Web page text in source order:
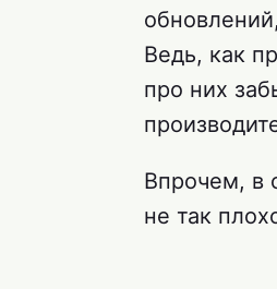
Ведь, как
про них
Впрочем, в
не так